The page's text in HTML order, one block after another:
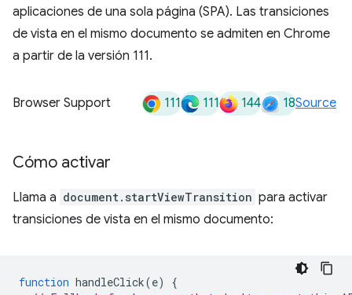
aplicaciones de una sola página (SPA). Las transiciones
de vista en el mismo documento se admiten en Chrome
a partir de la versión 111.
Browser Support 111 111 144 18Source
Cómo activar
Llama a document.startViewTransition para activar
transiciones de vista en el mismo documento:
function handleClick(e)
{